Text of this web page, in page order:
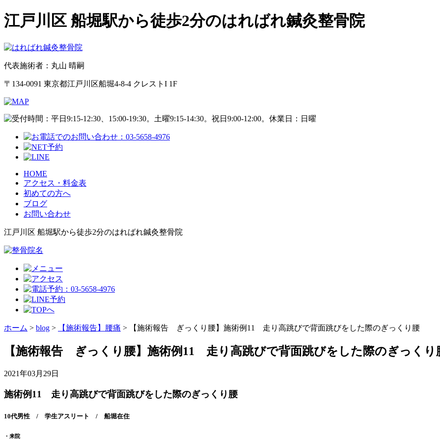
江戸川区 船堀駅から徒歩2分のはればれ鍼灸整骨院
代表施術者：丸山 晴嗣
〒134-0091 東京都江戸川区船堀4-8-4 クレストI 1F
HOME
アクセス・料金表
初めての方へ
ブログ
お問い合わせ
江戸川区 船堀駅から徒歩2分のはればれ鍼灸整骨院
ホーム > blog > 【施術報告】腰痛 > 【施術報告 ぎっくり腰】施術例11 走り高跳びで背面跳びをした際のぎっくり腰
【施術報告 ぎっくり腰】施術例11 走り高跳びで背面跳びをした際のぎっくり
2021年03月29日
施術例11 走り高跳びで背面跳びをした際のぎっくり腰
10代男性 / 学生アスリート / 船堀在住
・来院